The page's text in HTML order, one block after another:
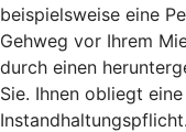
beispielsweise eine
Gehweg vor Ihrem
durch einen
Sie. Ihnen obliegt
Instandhaltungspflicht.